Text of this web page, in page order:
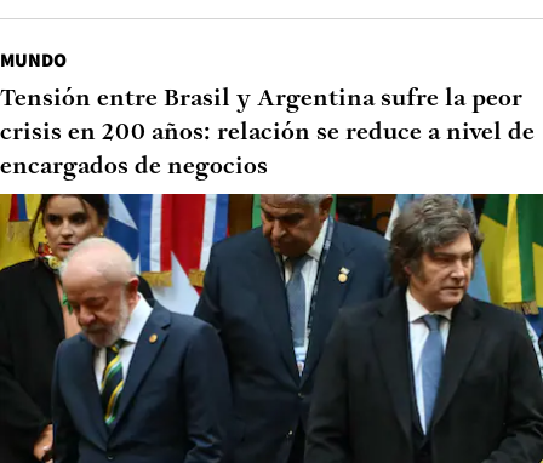
MUNDO
Tensión entre Brasil y Argentina sufre la peor
crisis en 200 años: relación se reduce a nivel de
encargados de negocios